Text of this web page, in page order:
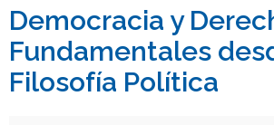
Funcionarias/os
Egresadas/os
Democracia y
Fundamentales
Filosofía Política